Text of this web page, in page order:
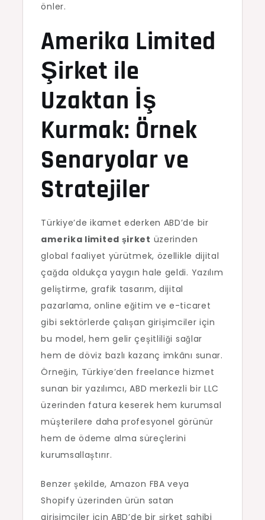
önler.
Amerika Limited
Şirket ile
Uzaktan İş
Kurmak: Örnek
Senaryolar ve
Stratejiler
Türkiye’de ikamet ederken ABD’de bir
amerika limited şirket üzerinden
global faaliyet yürütmek, özellikle dijital
çağda oldukça yaygın hale geldi. Yazılım
geliştirme, grafik tasarım, dijital
pazarlama, online eğitim ve e-ticaret
gibi sektörlerde çalışan girişimciler için
bu model, hem gelir çeşitliliği sağlar
hem de döviz bazlı kazanç imkânı sunar.
Örneğin, Türkiye’den freelance hizmet
sunan bir yazılımcı, ABD merkezli bir LLC
üzerinden fatura keserek hem kurumsal
müşterilere daha profesyonel görünür
hem de ödeme alma süreçlerini
kurumsallaştırır.
Benzer şekilde, Amazon FBA veya
Shopify üzerinden ürün satan
girişimciler için ABD’de bir şirket sahibi